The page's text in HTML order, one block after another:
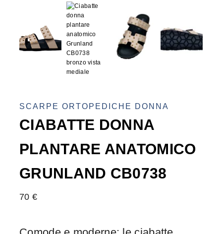
SCARPE ORTOPEDICHE DONNA
CIABATTE DONNA
PLANTARE ANATOMICO
GRUNLAND CB0738
70 €